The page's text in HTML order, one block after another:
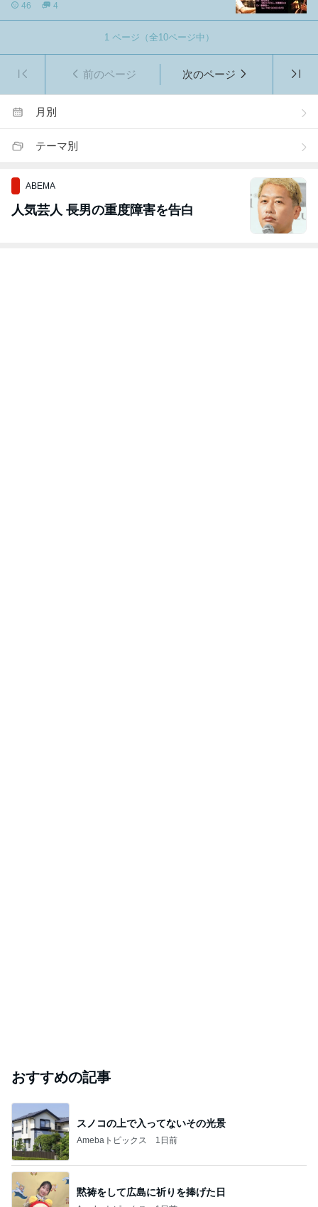
46 4
1ページ（全10ページ中）
前のページ 次のページ
月別
テーマ別
ABEMA
人気芸人 長男の重度障害を告白
おすすめの記事
スノコの上で入ってないその光景
Amebaトピックス 1日前
黙祷をして広島に祈りを捧げた日